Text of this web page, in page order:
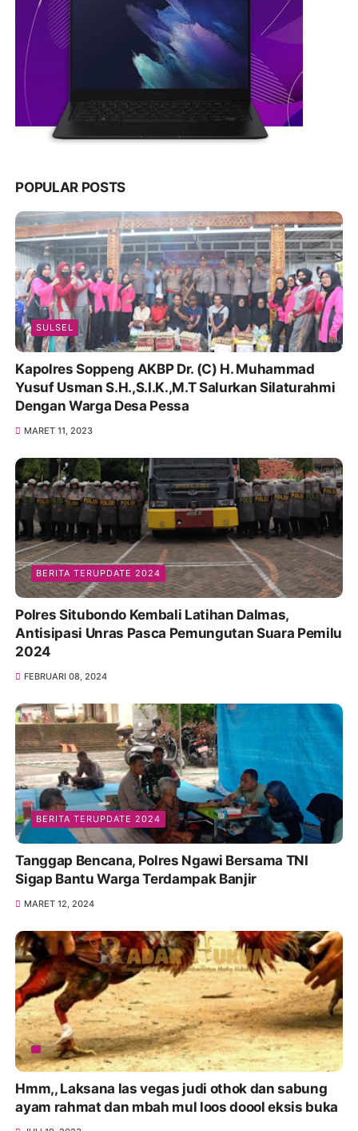
POPULAR POSTS
SULSEL
Kapolres Soppeng AKBP Dr. (C) H. Muhammad
Yusuf Usman S.H.,S.I.K.,M.T Salurkan Silaturahmi
Dengan Warga Desa Pessa
MARET 11, 2023
BERITA TERUPDATE 2024
Polres Situbondo Kembali Latihan Dalmas,
Antisipasi Unras Pasca Pemungutan Suara Pemilu
2024
FEBRUARI 08, 2024
BERITA TERUPDATE 2024
Tanggap Bencana, Polres Ngawi Bersama TNI
Sigap Bantu Warga Terdampak Banjir
MARET 12, 2024
Hmm,, Laksana las vegas judi othok dan sabung
ayam rahmat dan mbah mul loos doool eksis buka